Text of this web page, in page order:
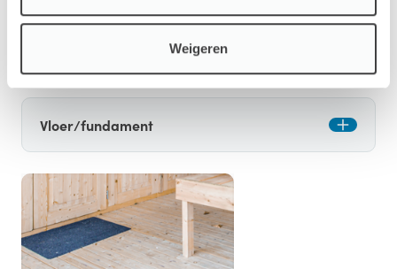
Weigeren
een langere levensduur en minder onderhoud.
Opties
Vloer/fundament